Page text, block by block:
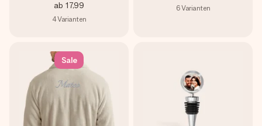
ab 17,99
4Varianten
6Varianten
Sale